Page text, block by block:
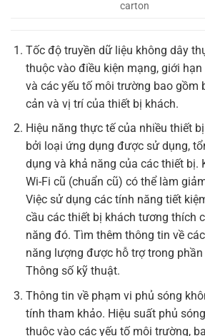
carton
Tốc độ truyền dữ liệu không dây
thuộc vào điều kiện mạng, giới
và các yếu tố môi trường bao gồm
cản và vị trí của thiết bị khách.
Hiệu năng thực tế của nhiều thiết
bởi loại ứng dụng được sử dụng,
dụng và khả năng của các thiết bị.
Wi-Fi cũ (chuẩn cũ) có thể làm
Việc sử dụng các tính năng tiết
cầu các thiết bị khách tương thích
năng đó. Tìm thêm thông tin về
năng lượng được hỗ trợ trong
Thông số kỹ thuật.
Thông tin về phạm vi phủ sóng
tính tham khảo. Hiệu suất phủ
thuộc vào các yếu tố môi trường,